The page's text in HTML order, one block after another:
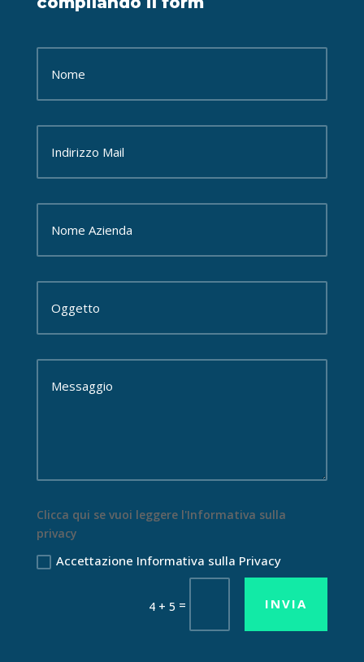
Clicca qui se vuoi leggere l'Informativa sulla
privacy
Accettazione Informativa sulla Privacy
4 + 5 = INVIA